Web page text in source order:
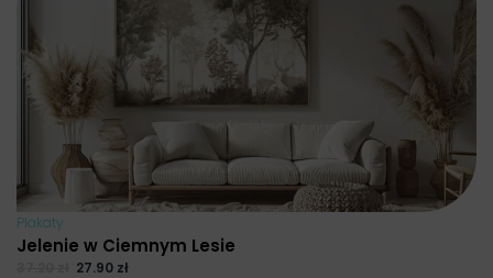
Plakaty
Jelenie w Ciemnym Lesie
27.90 zł